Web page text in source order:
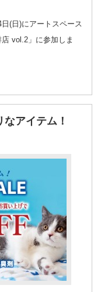
(日)にアートスペース
vol.2」に参加しま
なアイテム！